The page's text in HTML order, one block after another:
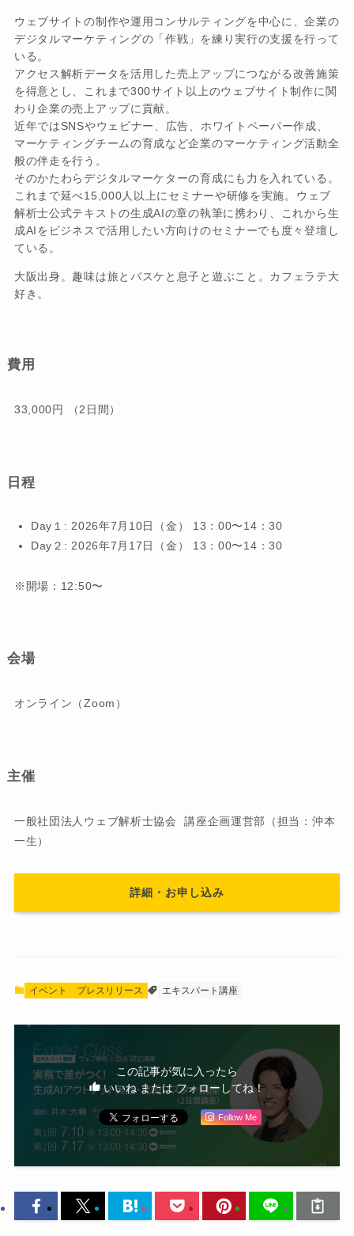
ウェブサイトの制作や運用コンサルティングを中心に、企業の
デジタルマーケティングの「作戦」を練り実行の支援を行って
いる。
アクセス解析データを活用した売上アップにつながる改善施策
を得意とし、これまで300サイト以上のウェブサイト制作に関
わり企業の売上アップに貢献。
近年ではSNSやウェビナー、広告、ホワイトペーパー作成、
マーケティングチームの育成など企業のマーケティング活動全
般の伴走を行う。
そのかたわらデジタルマーケターの育成にも力を入れている。
これまで延べ15,000人以上にセミナーや研修を実施。ウェブ
解析士公式テキストの生成AIの章の執筆に携わり、これから生
成AIをビジネスで活用したい方向けのセミナーでも度々登壇し
ている。
大阪出身。趣味は旅とバスケと息子と遊ぶこと。カフェラテ大
好き。
費用
33,000円 （2日間）
日程
Day１: 2026年7月10日（金） 13：00〜14：30
Day２: 2026年7月17日（金） 13：00〜14：30
※開場：12:50〜
会場
オンライン（Zoom）
主催
一般社団法人ウェブ解析士協会 講座企画運営部（担当：沖本
一生）
詳細・お申し込み
イベント プレスリリース エキスパート講座
この記事が気に入ったら
いいね または フォローしてね！
Follow Me